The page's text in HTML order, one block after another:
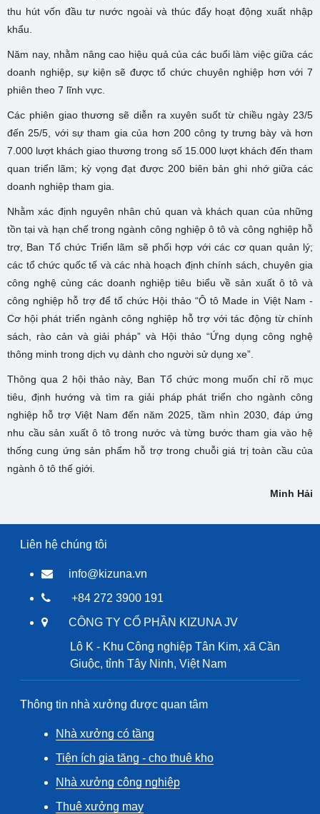
thu hút vốn đầu tư nước ngoài và thúc đẩy hoạt động xuất nhập
khẩu.
Năm nay, nhằm nâng cao hiệu quả của các buổi làm việc giữa các
doanh nghiệp, sự kiện sẽ được tổ chức chuyên nghiệp hơn với 7
phiên theo 7 lĩnh vực.
Các phiên giao thương sẽ diễn ra xuyên suốt từ chiều ngày 23/5
đến 25/5, với sự tham gia của hơn 200 công ty trưng bày và hơn
7.000 lượt khách giao thương trong số 15.000 lượt khách đến tham
quan triển lãm; kỳ vọng đạt được 200 biên bản ghi nhớ giữa các
doanh nghiệp tham gia.
Nhằm xác định nguyên nhân chủ quan và khách quan của những
tồn tại và hạn chế trong ngành công nghiệp ô tô và công nghiệp hỗ
trợ, Ban Tổ chức Triển lãm sẽ phối hợp với các cơ quan quản lý;
các tổ chức quốc tế và các nhà hoạch định chính sách, chuyên gia
công nghệ cùng các doanh nghiệp tiêu biểu về sản xuất ô tô và
công nghiệp hỗ trợ để tổ chức Hội thảo “Ô tô Made in Việt Nam -
Cơ hội phát triển ngành công nghiệp hỗ trợ với tác động từ chính
sách, rào cản và giải pháp” và Hội thảo “Ứng dụng công nghệ
thông minh trong dịch vụ dành cho người sử dụng xe”.
Thông qua 2 hội thảo này, Ban Tổ chức mong muốn chỉ rõ mục
tiêu, định hướng và tìm ra giải pháp phát triển cho ngành công
nghiệp hỗ trợ Việt Nam đến năm 2025, tầm nhìn 2030, đáp ứng
nhu cầu sản xuất ô tô trong nước và từng bước tham gia vào hệ
thống cung ứng sản phẩm hỗ trợ trong chuỗi giá trị toàn cầu của
ngành ô tô thế giới.
Minh Hải
Liên hệ chúng tôi
info@kizuna.vn
+84 272 3900 191
CÔNG TY CỔ PHẦN KIZUNA JV
Lô K - Khu Công nghiệp Tân Kim, xã Cần
Giuộc, tỉnh Tây Ninh, Việt Nam
Thông tin nhà xưởng được quan tâm
Nhà xưởng có tầng
Tiện ích gia tăng - cho thuê kho
Nhà xưởng công nghiệp
Thuê xưởng may